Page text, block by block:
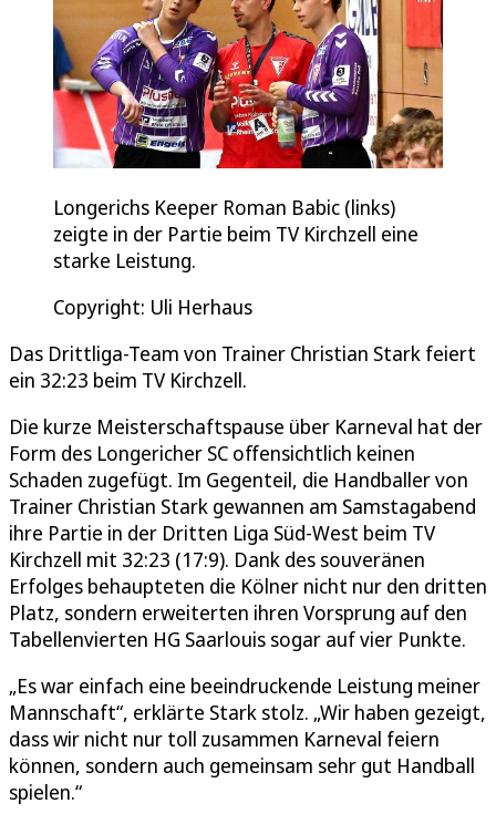
Longerichs Keeper Roman Babic (links)
zeigte in der Partie beim TV Kirchzell eine
starke Leistung.
Copyright: Uli Herhaus
Das Drittliga-Team von Trainer Christian Stark feiert
ein 32:23 beim TV Kirchzell.
Die kurze Meisterschaftspause über Karneval hat der
Form des Longericher SC offensichtlich keinen
Schaden zugefügt. Im Gegenteil, die Handballer von
Trainer Christian Stark gewannen am Samstagabend
ihre Partie in der Dritten Liga Süd-West beim TV
Kirchzell mit 32:23 (17:9). Dank des souveränen
Erfolges behaupteten die Kölner nicht nur den dritten
Platz, sondern erweiterten ihren Vorsprung auf den
Tabellenvierten HG Saarlouis sogar auf vier Punkte.
„Es war einfach eine beeindruckende Leistung meiner
Mannschaft“, erklärte Stark stolz. „Wir haben gezeigt,
dass wir nicht nur toll zusammen Karneval feiern
können, sondern auch gemeinsam sehr gut Handball
spielen.“